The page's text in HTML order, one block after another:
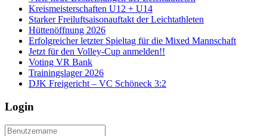
Kreismeisterschaften U12 + U14
Starker Freiluftsaisonauftakt der Leichtathleten
Hüttenöffnung 2026
Erfolgreicher letzter Spieltag für die Mixed Mannschaft
Jetzt für den Volley-Cup anmelden!!
Voting VR Bank
Trainingslager 2026
DJK Freigericht – VC Schöneck 3:2
Login